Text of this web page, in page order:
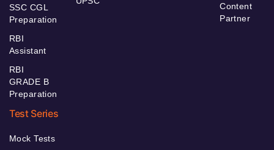
SSC CGL
Preparation
RBI
Assistant
RBI
GRADE B
Preparation
Content
Partner
Test Series
Mock Tests